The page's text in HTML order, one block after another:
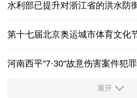
水利部已提升对浙江省的洪水防
第十七届北京奥运城市体育文化
河南西平"7·30"故意伤害案件犯
服务实体经济 财政金融打出“组合
展开